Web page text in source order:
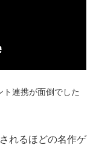
ト連携が面倒でした
れるほどの名作ゲ